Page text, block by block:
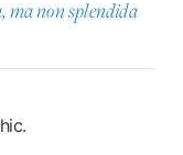
ma non splendida